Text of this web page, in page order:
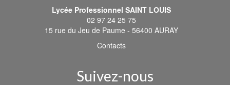
Lycée Professionnel SAINT LOUIS
02 97 24 25 75
15 rue du Jeu de Paume - 56400 AURAY
Contacts
Suivez-nous